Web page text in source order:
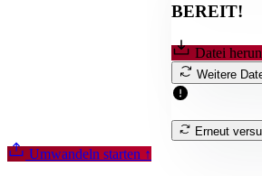
BEREIT!
Datei
Weitere
Erneut
Umwandeln starten ↑